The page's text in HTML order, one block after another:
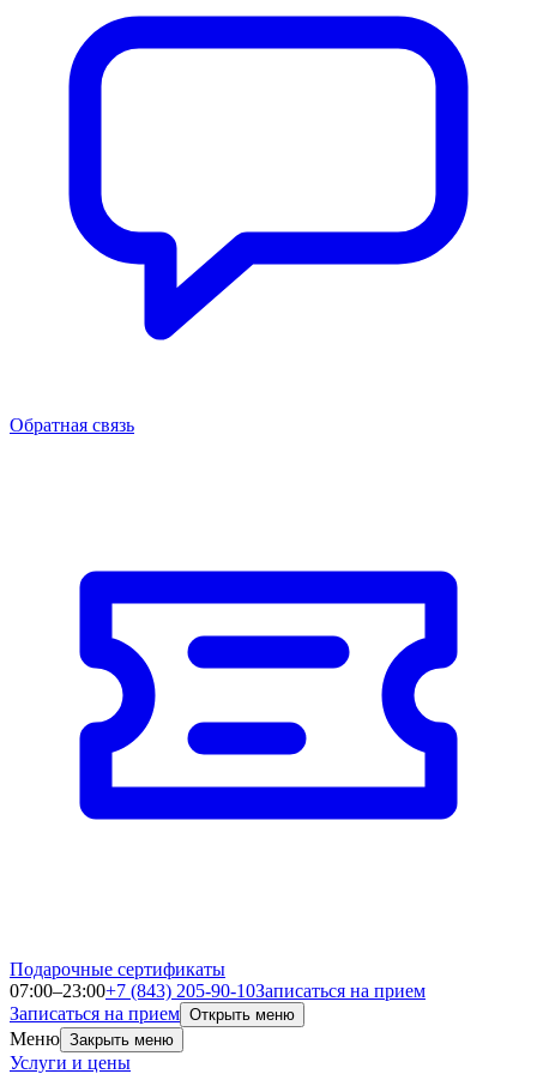
Обратная связь
Подарочные сертификаты
07:00–23:00+7 (843) 205-90-10Записаться на прием
Записаться на прием Открыть меню
Меню Закрыть меню
Услуги и цены